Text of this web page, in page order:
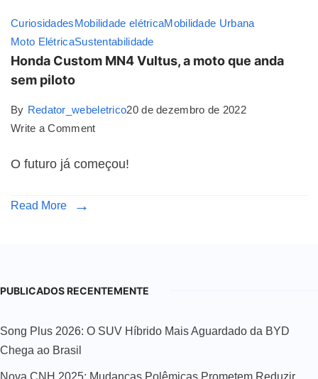
CuriosidadesMobilidade elétricaMobilidade Urbana
Moto ElétricaSustentabilidade
Honda Custom MN4 Vultus, a moto que anda
sem piloto
By Redator_webeletrico20 de dezembro de 2022
Write a Comment
O futuro já começou!
Read More
PUBLICADOS RECENTEMENTE
Song Plus 2026: O SUV Híbrido Mais Aguardado da BYD
Chega ao Brasil